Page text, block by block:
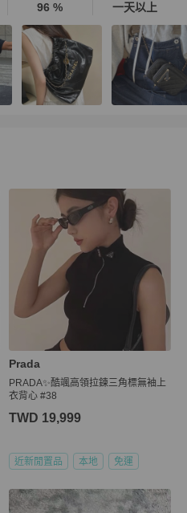
96 % 一天以上
Prada
PRADA✨酷颯高領拉鍊三角標無袖上
衣背心 #38
TWD 19,999
近新閒置品 本地 免運